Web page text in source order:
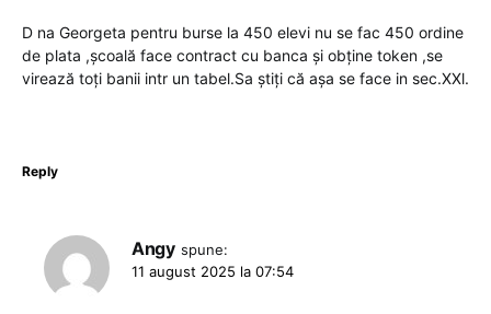
D na Georgeta pentru burse la 450 elevi nu se fac 450 ordine
de plata ,școală face contract cu banca și obține token ,se
virează toți banii intr un tabel.Sa știți că așa se face in sec.XXl.
Reply
Angy spune:
11 august 2025 la 07:54